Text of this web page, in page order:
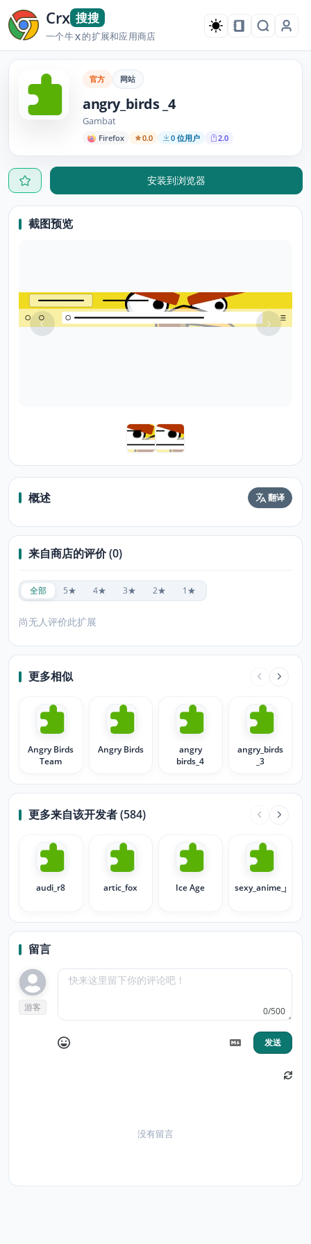
Crx 搜搜
一个牛X的扩展和应用商店
官方 网站
angry_birds _4
Gambat
Firefox 0.0 0 位用户 2.0
安装到浏览器
截图预览
概述 翻译
来自商店的评价 (0)
全部 5★ 4★ 3★ 2★ 1★
尚无人评价此扩展
更多相似
Angry Birds
Team
Angry Birds
angry
birds_4
angry_birds
_3
更多来自该开发者 (584)
audi_r8 artic_fox Ice Age sexy_anime_girl
留言
游客 0/500
发送
没有留言